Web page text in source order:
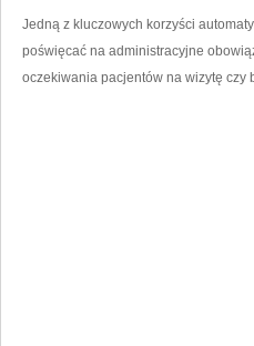
Jedną​ z kluczowych⁤ korzyści
poświęcać na administracyjne
oczekiwania pacjentów⁣ na ⁢wizytę czy